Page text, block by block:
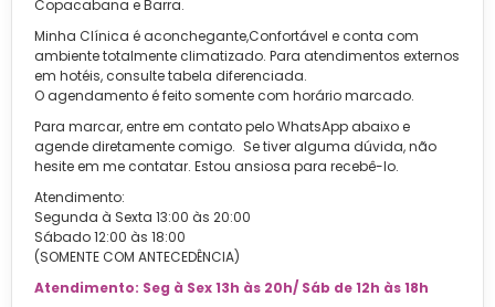
Copacabana e Barra.
Minha Clínica é aconchegante,Confortável e conta com
ambiente totalmente climatizado. Para atendimentos externos
em hotéis, consulte tabela diferenciada.
O agendamento é feito somente com horário marcado.
Para marcar, entre em contato pelo WhatsApp abaixo e
agende diretamente comigo. Se tiver alguma dúvida, não
hesite em me contatar. Estou ansiosa para recebê-lo.
Atendimento:
Segunda à Sexta 13:00 às 20:00
Sábado 12:00 às 18:00
(SOMENTE COM ANTECEDÊNCIA)
Atendimento: Seg à Sex 13h às 20h/ Sáb de 12h às 18h